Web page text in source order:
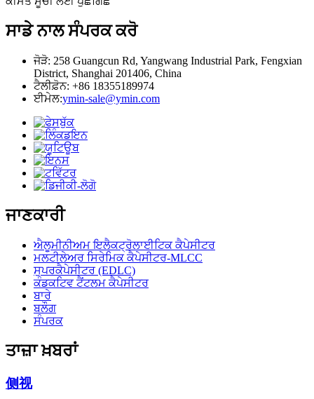
ਸਾਡੇ ਨਾਲ ਸੰਪਰਕ ਕਰੋ
ਜੋੜੋ: 258 Guangcun Rd, Yangwang Industrial Park, Fengxian
District, Shanghai 201406, China
ਟੈਲੀਫ਼ੋਨ: +86 18355189974
ਈਮੇਲ:ymin-sale@ymin.com
ਜਾਣਕਾਰੀ
ਐਲੂਮੀਨੀਅਮ ਇਲੈਕਟ੍ਰੋਲਾਈਟਿਕ ਕੈਪੇਸੀਟਰ
ਮਲਟੀਲੇਅਰ ਸਿਰੇਮਿਕ ਕੈਪੇਸੀਟਰ-MLCC
ਸੁਪਰਕੈਪੇਸੀਟਰ (EDLC)
ਕੰਡਕਟਿਵ ਟੈਂਟਲਮ ਕੈਪੇਸੀਟਰ
ਬਾਰੇ
ਬਲੌਗ
ਸੰਪਰਕ
ਤਾਜ਼ਾ ਖ਼ਬਰਾਂ
侧视